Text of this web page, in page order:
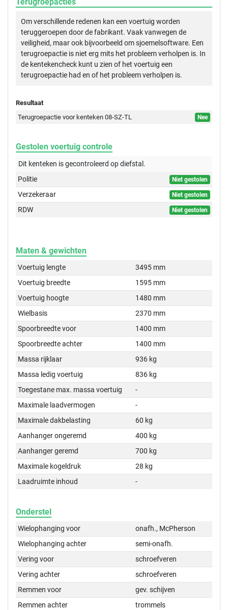
Terugroepacties
Om verschillende redenen kan een voertuig worden
teruggeroepen door de fabrikant. Vaak vanwegen de
veiligheid, maar ook bijvoorbeeld om sjoemelsoftware. Een
terugroepactie is niet erg mits het probleem verholpen is. In
de kentekencheck kunt u zien of het voertuig een
terugroepactie had en of het probleem verholpen is.
Resultaat
Terugroepactie voor kenteken 08-SZ-TL
Nee
Gestolen voertuig controle
Dit kenteken is gecontroleerd opdiefstal.
Politie
Niet gestolen
Verzekeraar Niet gestolen
RDW Niet gestolen
Maten & gewichten
Voertuig lengte
3495 mm
Voertuig breedte
1595 mm
Voertuig hoogte
1480 mm
Wielbasis
2370 mm
Spoorbreedte voor
1400 mm
Spoorbreedte achter
1400 mm
Massa rijklaar
936 kg
Massa ledig voertuig
836 kg
Toegestane max. massa voertuig
-
Maximale laadvermogen
-
Maximale dakbelasting
60 kg
Aanhanger ongeremd
400 kg
Aanhanger geremd
700 kg
Maximale kogeldruk
28 kg
Laadruimte inhoud
-
Onderstel
Wielophanging voor
onafh., McPherson
Wielophanging achter
semi-onafh.
Vering voor
schroefveren
Vering achter
schroefveren
Remmen voor
gev. schijven
Remmen achter
trommels